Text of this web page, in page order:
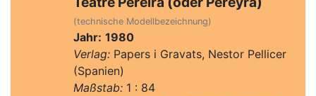
(technische Modellbezeichnung)
Jahr: 1980
Verlag:Papers i Gravats, Nestor Pellicer
(Spanien)
Maßstab:1 : 84